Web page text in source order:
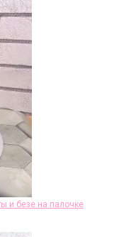
и безе на палочке